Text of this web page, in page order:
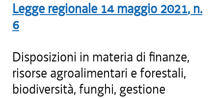
Legge regionale 14 maggio 2021, n.
6
Disposizioni in materia di finanze,
risorse agroalimentari e forestali,
biodiversità, funghi, gestione